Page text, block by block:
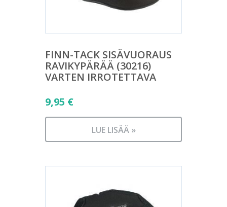
FINN-TACK SISÄVUORAUS
RAVIKYPÄRÄÄ (30216)
VARTEN IRROTETTAVA
9,95 €
LUE LISÄÄ »